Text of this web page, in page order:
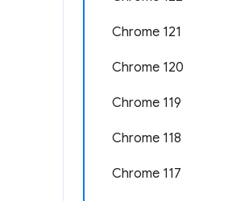
Chrome 121
Chrome 120
Chrome 119
Chrome 118
Chrome 117